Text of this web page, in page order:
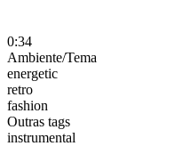
0:34
Ambiente/Tema
energetic
retro
fashion
Outras tags
instrumental